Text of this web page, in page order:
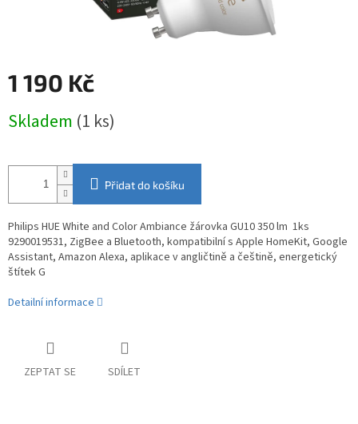
1 190 Kč
cena:
Skladem (1 ks)
Přidat do košíku
Philips HUE White and Color Ambiance žárovka GU10 350 lm 1ks
9290019531, ZigBee a Bluetooth, kompatibilní s Apple HomeKit, Google
Assistant, Amazon Alexa, aplikace v angličtině a češtině, energetický
štítek G
Detailní informace
ZEPTAT SE SDÍLET